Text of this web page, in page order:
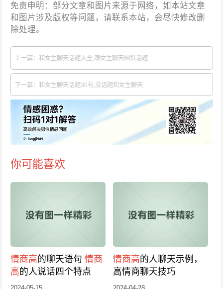
免责申明：部分文章和图片来源于网络，如本站文章
和图片涉及版权等问题，请联系本站，会尽快修改删
除处理。
上一篇：和女生聊天话题大全,跟女生聊天幽默话题
下一篇：和女生聊天话题30句,没话题和女生聊天
你可能喜欢
情商高的聊天语句 情商
高的人说话四个特点
情商高的人聊天示例，
高情商聊天技巧